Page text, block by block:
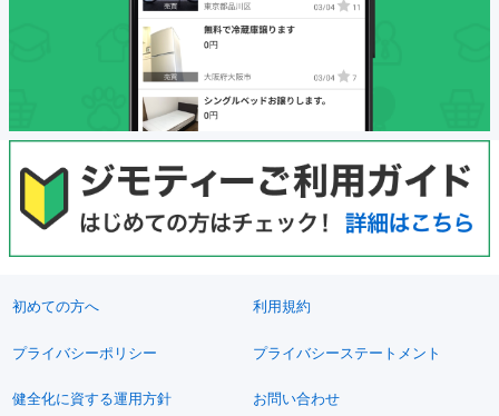
初めての方へ 利用規約
プライバシーポリシー プライバシーステートメント
健全化に資する運用方針 お問い合わせ